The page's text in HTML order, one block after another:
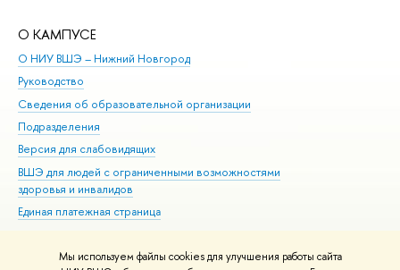
Мы используем файлы cookies для улучшения работы сайта
О КАМПУСЕ
О НИУ ВШЭ – Нижний Новгород
Руководство
Сведения об образовательной организации
Подразделения
Версия для слабовидящих
ВШЭ для людей с ограниченными возможностями
здоровья и инвалидов
Единая платежная страница